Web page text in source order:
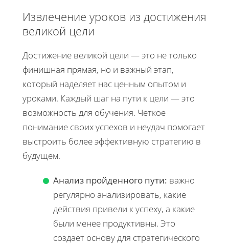
Извлечение уроков из достижения
великой цели
Достижение великой цели — это не только
финишная прямая, но и важный этап,
который наделяет нас ценным опытом и
уроками. Каждый шаг на пути к цели — это
возможность для обучения. Четкое
понимание своих успехов и неудач помогает
выстроить более эффективную стратегию в
будущем.
Анализ пройденного пути: важно
регулярно анализировать, какие
действия привели к успеху, а какие
были менее продуктивны. Это
создает основу для стратегического